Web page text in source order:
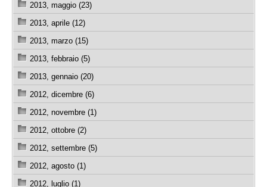
2013, maggio (23)
2013, aprile (12)
2013, marzo (15)
2013, febbraio (5)
2013, gennaio (20)
2012, dicembre (6)
2012, novembre (1)
2012, ottobre (2)
2012, settembre (5)
2012, agosto (1)
2012, luglio (1)